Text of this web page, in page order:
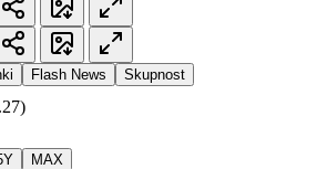
Flash News Skupnost
MAX